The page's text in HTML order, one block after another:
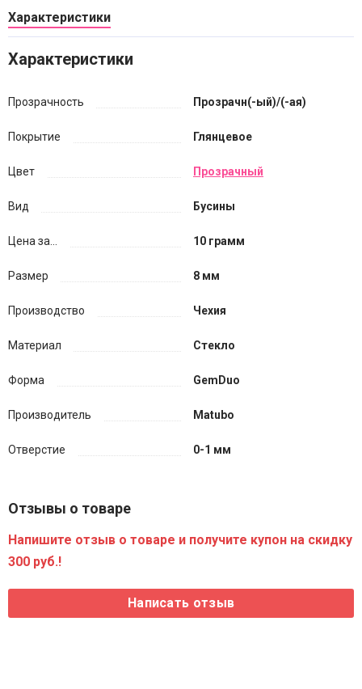
Характеристики
Характеристики
Прозрачность Прозрачн(-ый)/(-ая)
Покрытие Глянцевое
Цвет Прозрачный
Вид Бусины
Цена за... 10 грамм
Размер 8 мм
Производство Чехия
Материал Стекло
Форма GemDuo
Производитель Matubo
Отверстие 0-1 мм
Отзывы о товаре
Напишите отзыв о товаре и получите купон на скидку
300 руб.!